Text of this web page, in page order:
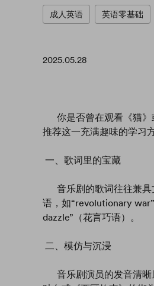
成人英语 英语零基础
2025.05.28
你是否曾在观看《猫》
推荐这一充满趣味的学习
一、歌词里的宝藏
音乐剧的歌词往往兼具
语，如“revolutionary
dazzle”（花言巧语）。
二、模仿与沉浸
音乐剧演员的发音清晰